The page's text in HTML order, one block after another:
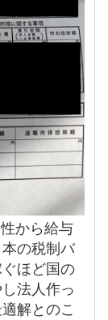
から給与
の税制バ
ほど国の
法人作っ
解とのこ